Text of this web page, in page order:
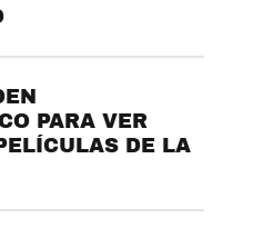
PARA VER
DE LA